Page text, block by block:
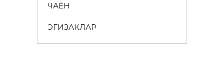
ЧАЁН
ЭГИЗАКЛАР